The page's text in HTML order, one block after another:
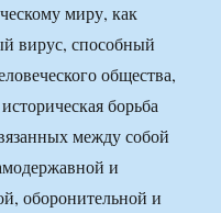
миру, как
вирус, способный
общества,
борьба
между собой
и
оборонительной и